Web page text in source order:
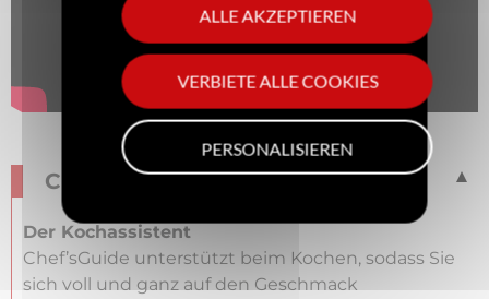
CHEF'SGUIDE
Der Kochassistent
Chef’sGuide unterstützt beim Kochen, sodass Sie
sich voll und ganz auf den Geschmack
ALLE AKZEPTIEREN
VERBIETE ALLE COOKIES
PERSONALISIEREN